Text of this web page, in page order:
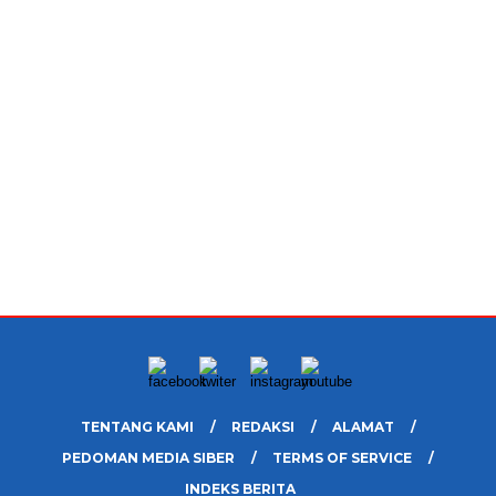
TENTANG KAMI REDAKSI
ALAMAT
PEDOMAN MEDIA SIBER
TERMS OF SERVICE
INDEKS BERITA